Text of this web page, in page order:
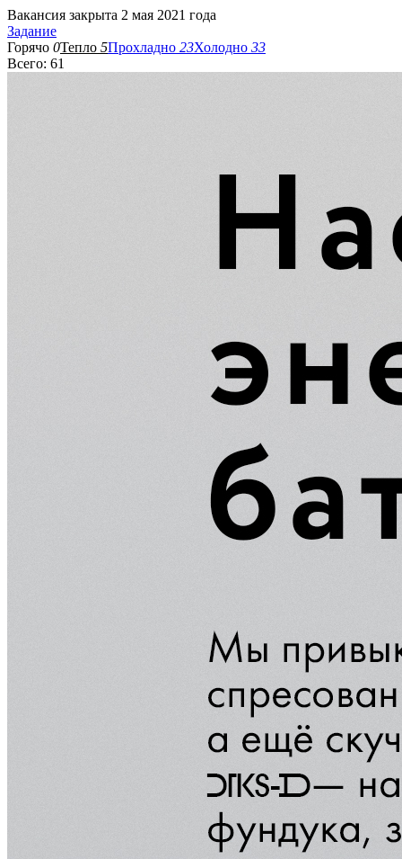
Вакансия закрыта 2 мая 2021 года
Задание
Горячо 0Тепло 5Прохладно 23Холодно 33
Всего: 61